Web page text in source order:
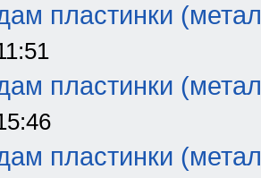
пластинки
пластинки
пластинки